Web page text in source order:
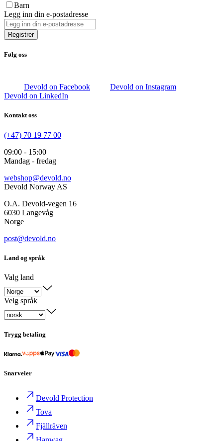
Barn
Legg inn din e-postadresse
Registrer
Følg oss
Devold on Facebook
Devold on Instagram
Devold on LinkedIn
Kontakt oss
(+47) 70 19 77 00
09:00 - 15:00
Mandag - fredag
webshop@devold.no
Devold Norway AS
O.A. Devold-vegen 16
6030 Langevåg
Norge
post@devold.no
Land og språk
Valg land
Velg språk
Trygg betaling
Snarveier
Devold Protection
Tova
Fjällräven